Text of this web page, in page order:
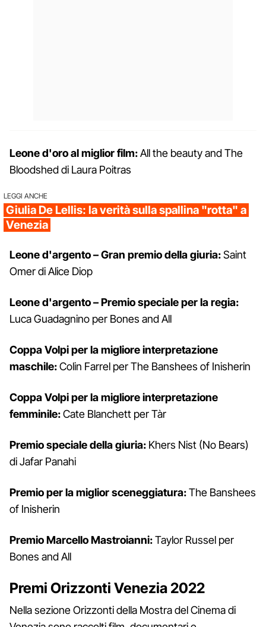
Leone d'oro al miglior film:All the beauty and The
Bloodshed di Laura Poitras
LEGGI ANCHE
Giulia De Lellis: la verità sulla spallina "rotta" a
Venezia
Leone d'argento – Gran premio della giuria:Saint
Omer di Alice Diop
Leone d'argento – Premio speciale per la regia:
Luca Guadagnino per Bones and All
Coppa Volpi per la migliore interpretazione
maschile:Colin Farrel per The Banshees of Inisherin
Coppa Volpi per la migliore interpretazione
femminile:Cate Blanchett per Tàr
Premio speciale della giuria: Khers Nist (No Bears)
di Jafar Panahi
Premio per la miglior sceneggiatura:The Banshees
of Inisherin
Premio Marcello Mastroianni:Taylor Russel per
Bones and All
Premi Orizzonti Venezia 2022
Nella sezione Orizzonti della Mostra del Cinema di